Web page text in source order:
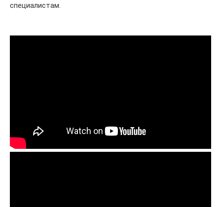
специалистам.